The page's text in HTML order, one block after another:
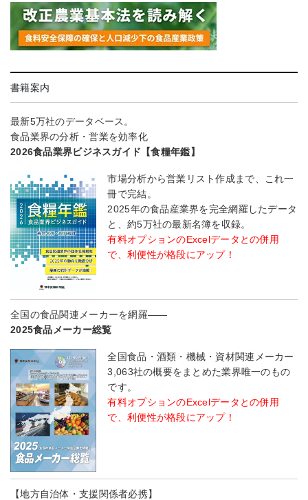
書籍案内
最新5万社のデータベース。
食品業界の分析・営業を効率化
2026食品業界ビジネスガイド【食糧年鑑】
市場分析から営業リスト作成まで、これ一
冊で完結。
2025年の食品産業界を完全網羅したデータ
と、約5万社の最新名簿を収録。
有料オプションのExcelデータとの併用
で、利便性が格段にアップ！
全国の食品関連メーカーを網羅――
2025食品メーカー総覧
全国食品・酒類・機械・資材関連メーカー
3,063社の概要をまとめた業界唯一のもの
です。
有料オプションのExcelデータとの併用
で、利便性が格段にアップ！
【地方自治体・支援関係者必携】